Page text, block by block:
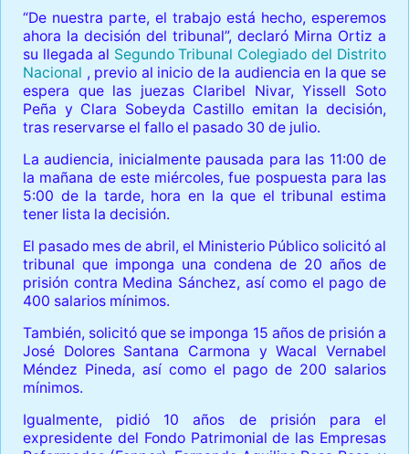
“De nuestra parte, el trabajo está hecho, esperemos
ahora la decisión del tribunal”, declaró Mirna Ortiz a
su llegada al Segundo Tribunal Colegiado del Distrito
Nacional , previo al inicio de la audiencia en la que se
espera que las juezas Claribel Nivar, Yissell Soto
Peña y Clara Sobeyda Castillo emitan la decisión,
tras reservarse el fallo el pasado 30 de julio.
La audiencia, inicialmente pausada para las 11:00 de
la mañana de este miércoles, fue pospuesta para las
5:00 de la tarde, hora en la que el tribunal estima
tener lista la decisión.
El pasado mes de abril, el Ministerio Público solicitó al
tribunal que imponga una condena de 20 años de
prisión contra Medina Sánchez, así como el pago de
400 salarios mínimos.
También, solicitó que se imponga 15 años de prisión a
José Dolores Santana Carmona y Wacal Vernabel
Méndez Pineda, así como el pago de 200 salarios
mínimos.
Igualmente, pidió 10 años de prisión para el
expresidente del Fondo Patrimonial de las Empresas